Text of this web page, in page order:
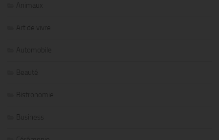
Animaux
Art de vivre
Automobile
Beauté
Bistronomie
Business